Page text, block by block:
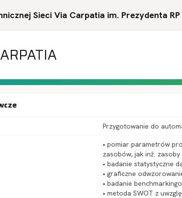
Sieci Via Carpatia im. Prezydenta
Przygotowanie do
• pomiar parametrów
zasobów, jak inż. zasoby
• badanie statystyczne
• graficzne
• badanie
• metoda SWOT z